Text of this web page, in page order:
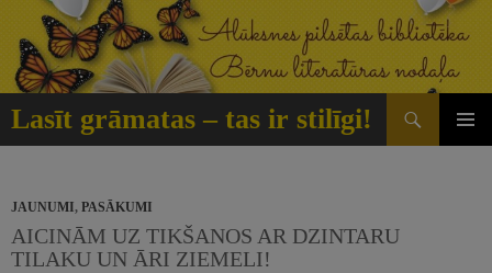
Doties
saturu
Lasīt grāmatas – tas ir stilīgi!
Meklēt
JAUNUMI, PASĀKUMI
AICINĀM UZ TIKŠANOS AR DZINTARU
TILAKU UN ĀRI ZIEMELI!